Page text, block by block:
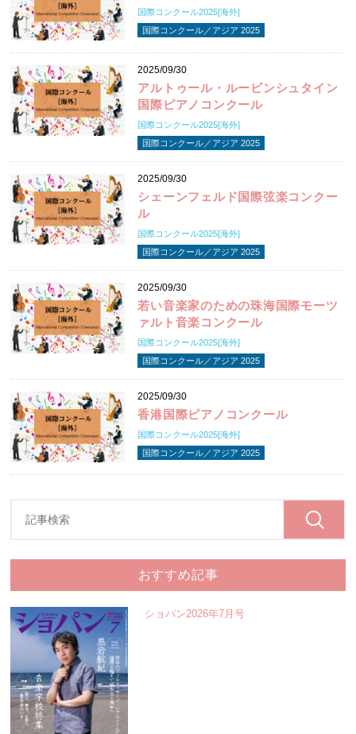
国際コンクール2025[海外]
国際コンクール／アジア 2025
2025/09/30
アルトゥール・ルービンシュタイン
国際ピアノコンクール
国際コンクール2025[海外]
国際コンクール／アジア 2025
2025/09/30
シェーンフェルド国際弦楽コンクー
ル
国際コンクール2025[海外]
国際コンクール／アジア 2025
2025/09/30
若い音楽家のための珠海国際モーツ
ァルト音楽コンクール
国際コンクール2025[海外]
国際コンクール／アジア 2025
2025/09/30
香港国際ピアノコンクール
国際コンクール2025[海外]
国際コンクール／アジア 2025
おすすめ記事
ショパン2026年7月号